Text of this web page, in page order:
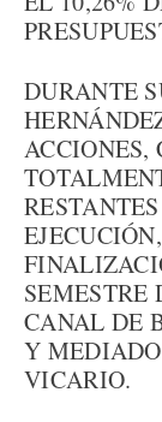
DURANTE
ACCIONES,
SEMESTRE
CANAL DE
Y
VICARIO.